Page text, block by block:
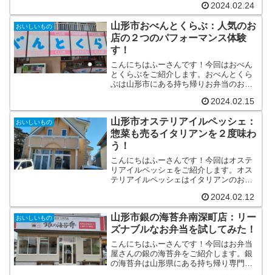
屋さんです。 昌華苑TEL 0287-63-
8283住所 栃木県那須塩原市黒磯653-26
営業時...
2024.02.24
おいしいもの
山形市おべんとくらぶ：人気のお
店の２つのパフォーマンス体験
す！
こんにちはふーさんです！今回はおべん
とくらぶをご紹介します。おべんとくら
ぶは山形市にある持ち帰りお弁当のお店
とくらぶは山形市にあるお弁当屋さんで
す。 おべんとくらぶTEL 023-673-
0191住所 山...
2024.02.15
おいしいもの
山形市オステリアイルペッシェ：
惣菜も売るイタリアンを２度味わ
う！
こんにちはふーさんです！今回はオステ
リアイルペッシェをご紹介します。オス
テリアイルペッシェはイタリアンのお店
す。オステリアイルペッシェの基本情報
オステリアイルペッシェは前身が鮮魚店
のイタリアンです。 オス...
2024.02.12
おいしいもの
山形市銀の海苔弁南深町店：リー
ズナブルなお弁当を試してみた！
こんにちはふーさんです！今回はお弁当
屋さんの銀の海苔弁をご紹介します。銀
の海苔弁は山形県にある持ち帰り専門の